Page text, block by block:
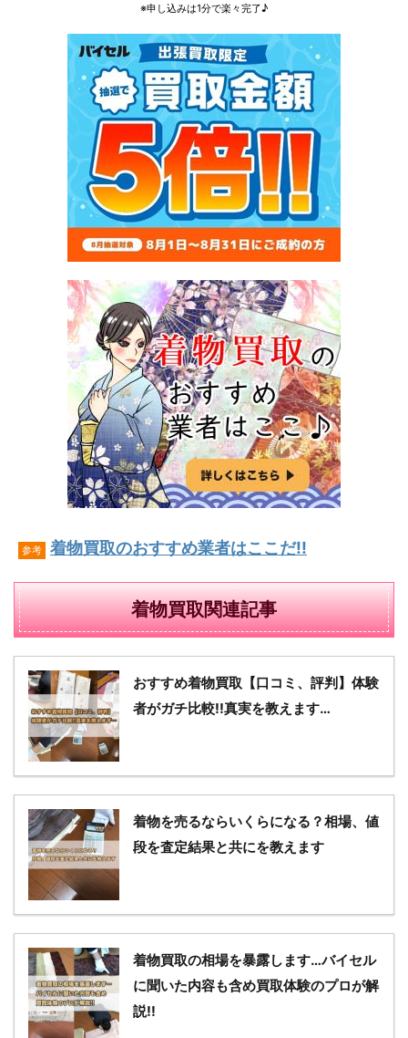
※申し込みは1分で楽々完了♪
参考 着物買取のおすすめ業者はここだ!!
着物買取関連記事
おすすめ着物買取【口コミ、評判】体験
者がガチ比較!!真実を教えます…
着物を売るならいくらになる？相場、値
段を査定結果と共にを教えます
着物買取の相場を暴露します…バイセル
に聞いた内容も含め買取体験のプロが解
説!!